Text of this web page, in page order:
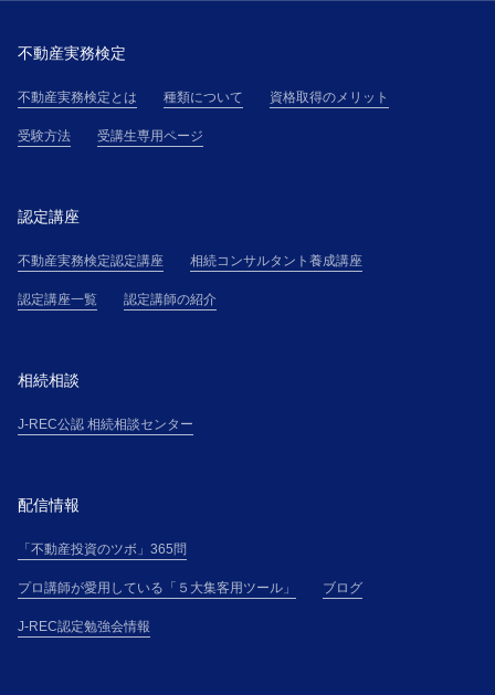
不動産実務検定
不動産実務検定とは 種類について 資格取得のメリット
受験方法 受講生専用ページ
認定講座
不動産実務検定認定講座 相続コンサルタント養成講座
認定講座一覧 認定講師の紹介
相続相談
J-REC公認 相続相談センター
配信情報
「不動産投資のツボ」365問
プロ講師が愛用している「５大集客用ツール」 ブログ
J-REC認定勉強会情報